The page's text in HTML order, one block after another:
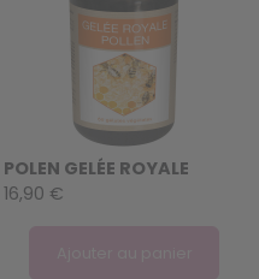
POLEN GELÉE ROYALE
16,90 €